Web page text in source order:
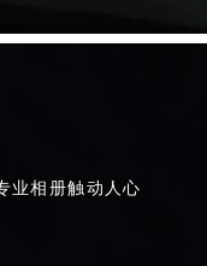
业相册触动人心